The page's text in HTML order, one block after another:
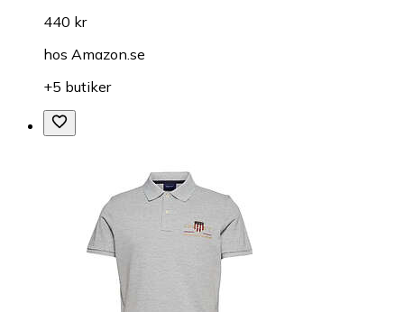
440 kr
hos Amazon.se
+5 butiker